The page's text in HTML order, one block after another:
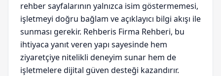
rehber sayfalarının yalnızca isim göstermemesi,
işletmeyi doğru bağlam ve açıklayıcı bilgi akışı ile
sunması gerekir. Rehberis Firma Rehberi, bu
ihtiyaca yanıt veren yapı sayesinde hem
ziyaretçiye nitelikli deneyim sunar hem de
işletmelere dijital güven desteği kazandırır.